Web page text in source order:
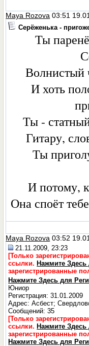
Maya Rozova 03:51
Серёженька -
Ты
Волнистый
И хоть
Ты -
Гитару,
Ты
И потому,
Она споёт
Maya Rozova 03:52
21.11.2009, 23:23
[Только
ссылки. Нажмите Здесь
зарегистрированные
Нажмите Здесь для
Юниор
Регистрация: 31.01.2009
Адрес: Асбест;
Сообщений: 35
[Только
ссылки. Нажмите Здесь
зарегистрированные
Нажмите Здесь для